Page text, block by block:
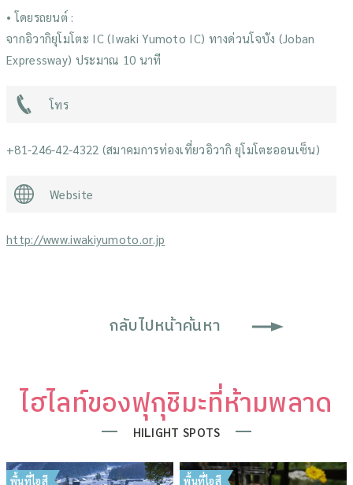
• โดยรถยนต์ :
จากอิวากิยุโมโตะ IC (Iwaki Yumoto IC) ทางด่วนโจบัง (Joban
Expressway) ประมาณ 10 นาที
โทร
+81-246-42-4322 (สมาคมการท่องเที่ยวอิวากิ ยุโมโตะออนเซ็น)
Website
http://www.iwakiyumoto.or.jp
กลับไปหน้าค้นหา
ไฮไลท์ของฟุกุชิมะที่ห้ามพลาด
HILIGHT SPOTS
พื้นที่ไอสึ พื้นที่ไอสึ